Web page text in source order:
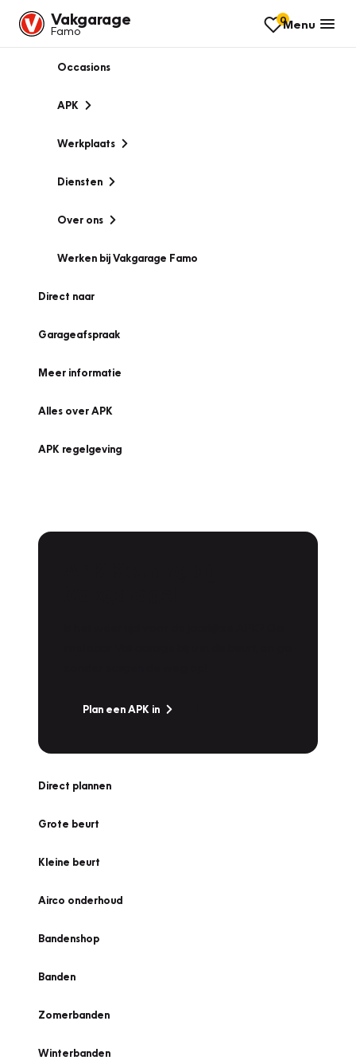
Vakgarage
Famo
0Menu
Occasions
APK
Werkplaats
Diensten
Over ons
Werken bij Vakgarage Famo
Direct naar
Garageafspraak
Meer informatie
Alles over APK
APK regelgeving
Plan een APK in
Direct plannen
Grote beurt
Kleine beurt
Airco onderhoud
Bandenshop
Banden
Zomerbanden
Winterbanden